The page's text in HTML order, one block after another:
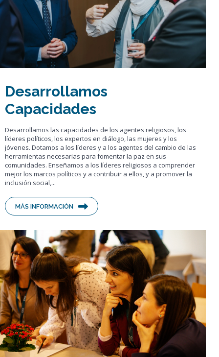
Desarrollamos
Capacidades
Desarrollamos las capacidades de los agentes religiosos, los
líderes políticos, los expertos en diálogo, las mujeres y los
jóvenes. Dotamos a los líderes y a los agentes del cambio de las
herramientas necesarias para fomentar la paz en sus
comunidades. Enseñamos a los líderes religiosos a comprender
mejor los marcos políticos y a contribuir a ellos, y a promover la
inclusión social,...
MÁS INFORMACIÓN